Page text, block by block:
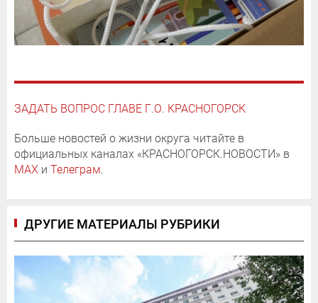
ЗАДАТЬ ВОПРОС ГЛАВЕ Г.О. КРАСНОГОРСК
Больше новостей о жизни округа читайте в
официальных каналах «КРАСНОГОРСК.НОВОСТИ» в
MAX и Телеграм.
ДРУГИЕ МАТЕРИАЛЫ РУБРИКИ